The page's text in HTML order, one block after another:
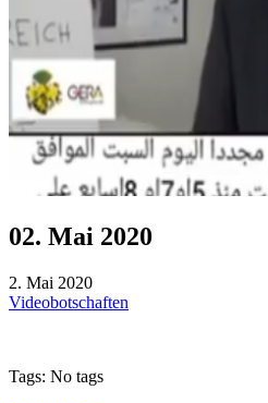
02. Mai 2020
2. Mai 2020
Videobotschaften
Tags: No tags